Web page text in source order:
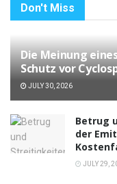
Don't Miss
Die Meinung
Schutz vor
JULY 30, 2026
Betrug
der
JULY 29,